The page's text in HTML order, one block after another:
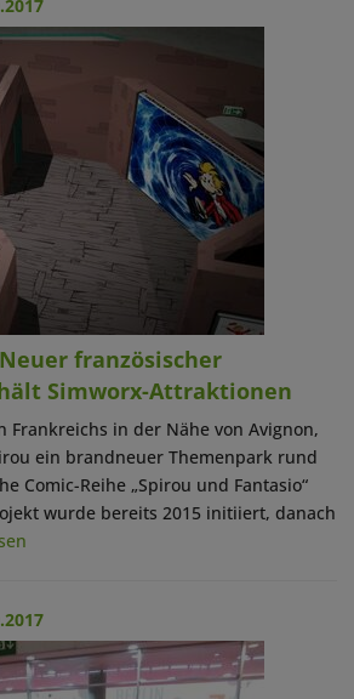
französischer
Simworx-Attraktionen
Frankreichs in der Nähe von Avignon,
ein brandneuer Themenpark rund
Comic-Reihe „Spirou und Fantasio“
wurde bereits 2015 initiiert, danach